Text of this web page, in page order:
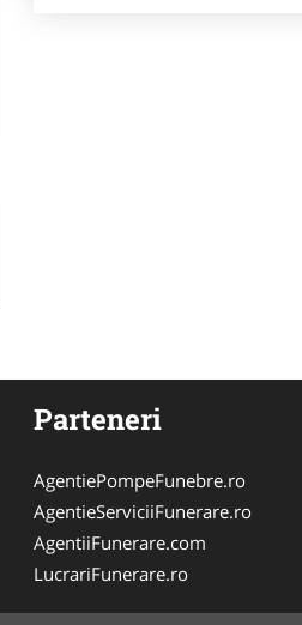
Parteneri
AgentiePompeFunebre.ro
AgentieServiciiFunerare.ro
AgentiiFunerare.com
LucrariFunerare.ro